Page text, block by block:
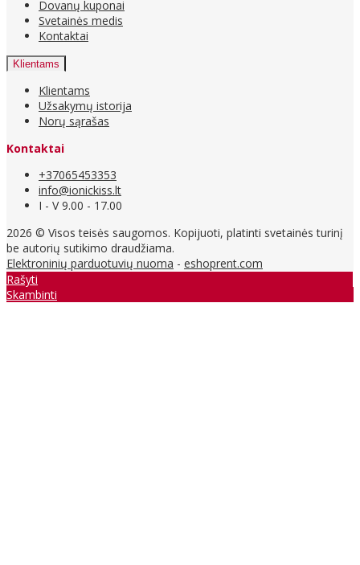
Dovanų kuponai
Svetainės medis
Kontaktai
Klientams
Klientams
Užsakymų istorija
Norų sąrašas
Kontaktai
+37065453353
info@ionickiss.lt
I - V 9.00 - 17.00
2026 © Visos teisės saugomos. Kopijuoti, platinti svetainės turinį
be autorių sutikimo draudžiama.
Elektroninių parduotuvių nuoma - eshoprent.com
Rašyti
Skambinti